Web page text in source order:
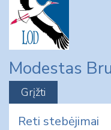
content
Modestas
Reti stebėjimai